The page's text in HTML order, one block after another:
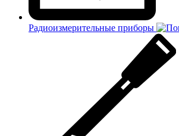
Радиоизмерительные приборы